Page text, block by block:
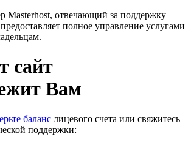
Masterhost, отвечающий за поддержку
предоставляет полное управление услугами
сайт
Вам
баланс лицевого счета или свяжитесь
поддержки: